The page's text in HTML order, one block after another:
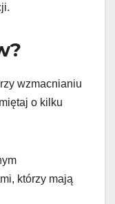
wzmacnianiu
o kilku
którzy mają